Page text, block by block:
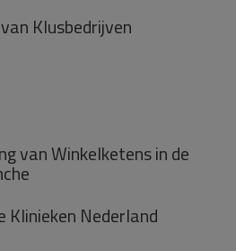
Klusbedrijven
van Winkelketens in de
Nederland